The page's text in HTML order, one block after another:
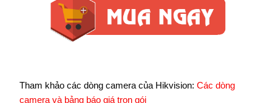
Tham khảo các dòng camera của Hikvision: Các dòng
camera và bảng báo giá trọn gói